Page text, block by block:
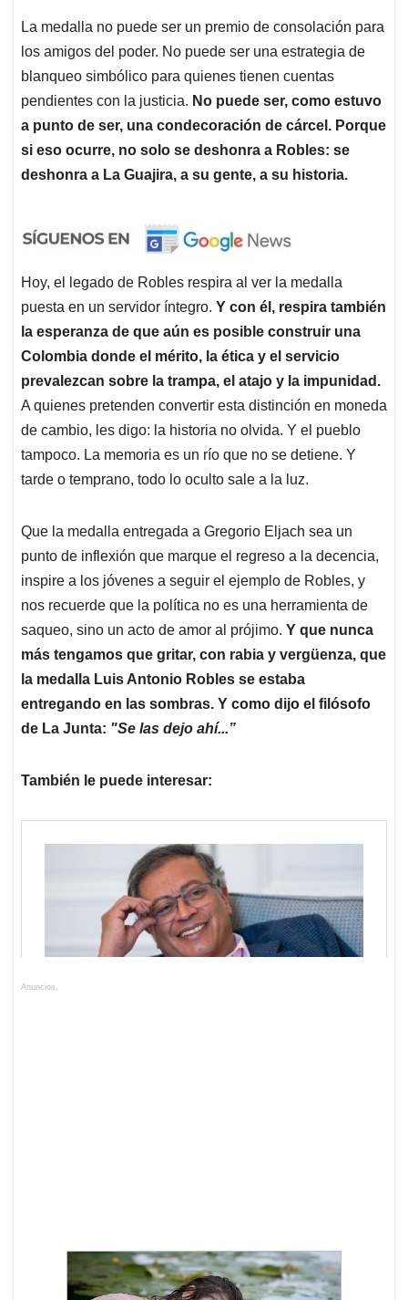
La medalla no puede ser un premio de consolación para
los amigos del poder. No puede ser una estrategia de
blanqueo simbólico para quienes tienen cuentas
pendientes con la justicia. No puede ser, como estuvo
a punto de ser, una condecoración de cárcel. Porque
si eso ocurre, no solo se deshonra a Robles: se
deshonra a La Guajira, a su gente, a su historia.
Hoy, el legado de Robles respira al ver la medalla
puesta en un servidor íntegro. Y con él, respira también
la esperanza de que aún es posible construir una
Colombia donde el mérito, la ética y el servicio
prevalezcan sobre la trampa, el atajo y la impunidad.
A quienes pretenden convertir esta distinción en moneda
de cambio, les digo: la historia no olvida. Y el pueblo
tampoco. La memoria es un río que no se detiene. Y
tarde o temprano, todo lo oculto sale a la luz.
Que la medalla entregada a Gregorio Eljach sea un
punto de inflexión que marque el regreso a la decencia,
inspire a los jóvenes a seguir el ejemplo de Robles, y
nos recuerde que la política no es una herramienta de
saqueo, sino un acto de amor al prójimo. Y que nunca
más tengamos que gritar, con rabia y vergüenza, que
la medalla Luis Antonio Robles se estaba
entregando en las sombras. Y como dijo el filósofo
de La Junta: "Se las dejo ahí...”
También le puede interesar:
Anuncios.